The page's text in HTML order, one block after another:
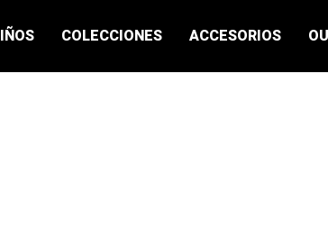
COLECCIONES ACCESORIOS